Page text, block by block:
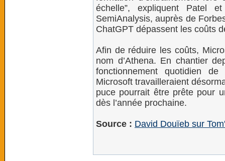
échelle”, expliquent Patel
SemiAnalysis, auprès de
ChatGPT dépassent les coûts
Afin de réduire les coûts,
nom d’Athena. En chantier
fonctionnement quotidien
Microsoft travailleraient
puce pourrait être prête pour
dès l’année prochaine.
Source : David Douïeb sur